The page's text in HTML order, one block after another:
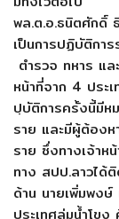
พล.ต.อ.ธนิตศักดิ์
เป็นการปฏิบัติกา
ตำรวจ ทหาร แล
หน้าที่จาก 4 ประ
ปฺบัติการครั้งนี้มีห
ราย และมีผู้ต้อง
ราย ซึ่งทางเจ้าห
ทาง สปป.ลาวได้
ด้าน นายเพิ่มพงษ์
ประเทศลุ่มน้ำโข